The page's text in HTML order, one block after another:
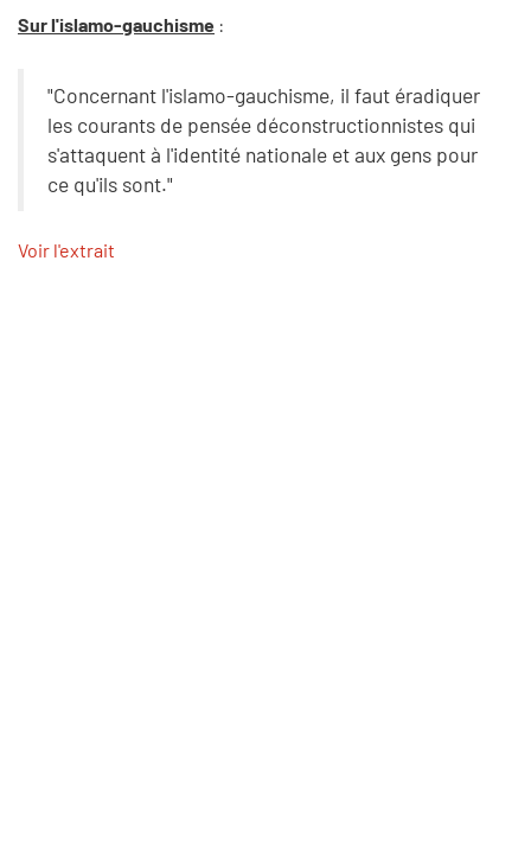
Sur l'islamo-gauchisme :
"Concernant l'islamo-gauchisme, il faut éradiquer
les courants de pensée déconstructionnistes qui
s'attaquent à l'identité nationale et aux gens pour
ce qu'ils sont."
Voir l'extrait